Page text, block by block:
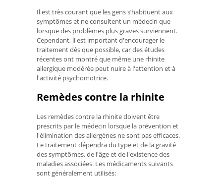
Il est très courant que les gens s’habituent aux
symptômes et ne consultent un médecin que
lorsque des problèmes plus graves surviennent.
Cependant, il est important d'encourager le
traitement dès que possible, car des études
récentes ont montré que même une rhinite
allergique modérée peut nuire à l'attention et à
l'activité psychomotrice.
Remèdes contre la rhinite
Les remèdes contre la rhinite doivent être
prescrits par le médecin lorsque la prévention et
l'élimination des allergènes ne sont pas efficaces.
Le traitement dépendra du type et de la gravité
des symptômes, de l'âge et de l'existence des
maladies associées. Les médicaments suivants
sont généralement utilisés: